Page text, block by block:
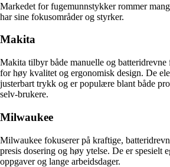
Markedet for fugemunnstykker rommer
har sine fokusområder og styrker.
Makita
Makita tilbyr både manuelle og
for høy kvalitet og ergonomisk design. De
justerbart trykk og er populære blant både
selv-brukere.
Milwaukee
Milwaukee fokuserer på kraftige,
presis dosering og høy ytelse. De er spesielt
oppgaver og lange arbeidsdager.